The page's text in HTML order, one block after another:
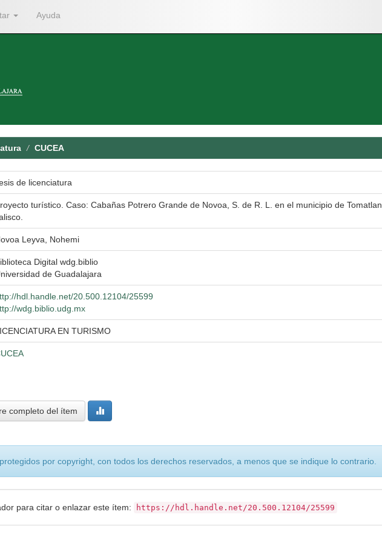
Ayuda
CUCEA
de licenciatura
turístico. Caso: Cabañas Potrero Grande de Novoa, S. de R. L. en el municipio de Tomatlan,
Leyva, Nohemi
Digital wdg.biblio
de Guadalajara
hdl.handle.net/20.500.12104/25599
wdg.biblio.udg.mx
EN TURISMO
completo del ítem
por copyright, con todos los derechos reservados, a menos que se indique lo contrario.
para citar o enlazar este ítem: https://hdl.handle.net/20.500.12104/25599